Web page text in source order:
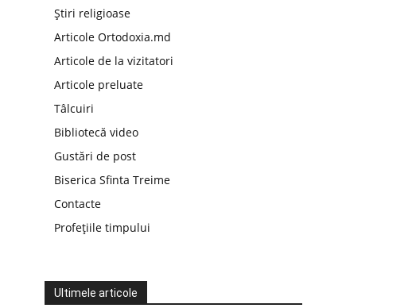
Știri religioase
Articole Ortodoxia.md
Articole de la vizitatori
Articole preluate
Tâlcuiri
Bibliotecă video
Gustări de post
Biserica Sfinta Treime
Contacte
Profețiile timpului
Ultimele articole